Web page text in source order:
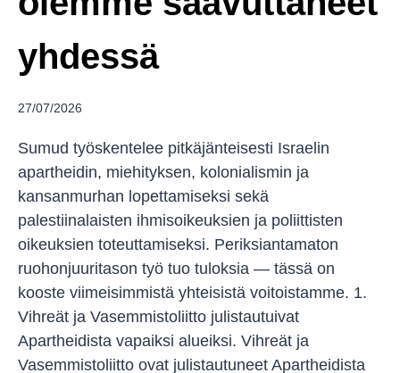
yhdessä
27/07/2026
Sumud työskentelee pitkäjänteisesti Israelin
apartheidin, miehityksen, kolonialismin ja
kansanmurhan lopettamiseksi sekä
palestiinalaisten ihmisoikeuksien ja poliittisten
oikeuksien toteuttamiseksi. Periksiantamaton
ruohonjuuritason työ tuo tuloksia — tässä on
kooste viimeisimmistä yhteisistä voitoistamme. 1.
Vihreät ja Vasemmistoliitto julistautuivat
Apartheidista vapaiksi alueiksi. Vihreät ja
Vasemmistoliitto ovat julistautuneet Apartheidista